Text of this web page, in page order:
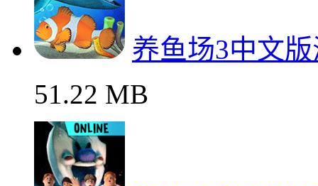
养鱼场3中文
51.22 MB